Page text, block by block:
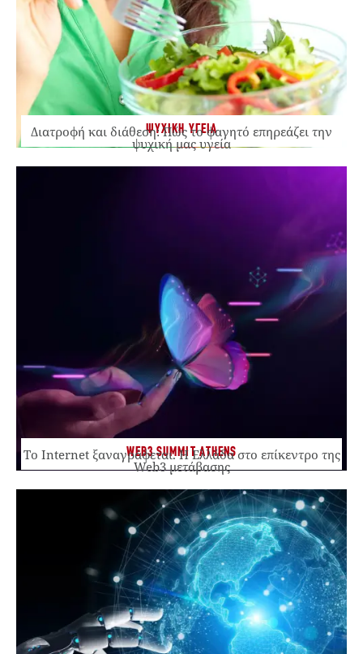
ΨΥΧΙΚΗ ΥΓΕΙΑ
Διατροφή και διάθεση: Πώς το φαγητό επηρεάζει την
ψυχική μας υγεία
WEB3 SUMMIT ATHENS
Το Internet ξαναγράφεται. Η Ελλάδα στο επίκεντρο της
Web3 μετάβασης